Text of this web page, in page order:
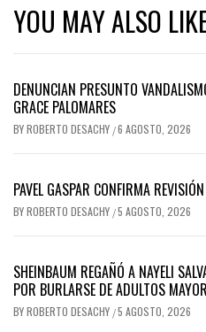
YOU MAY ALSO
DENUNCIAN PRESUNTO
GRACE PALOMARES
BYROBERTO DESACHY /6 AGOSTO, 2026
PAVEL GASPAR CONFIRMA
BYROBERTO DESACHY /5 AGOSTO, 2026
SHEINBAUM REGAÑÓ A NAYELI
POR BURLARSE DE ADULTOS
BYROBERTO DESACHY /5 AGOSTO, 2026